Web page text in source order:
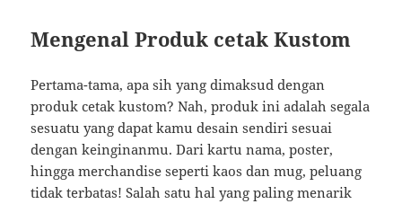
Mengenal Produk cetak Kustom
Pertama-tama, apa sih yang dimaksud dengan
produk cetak kustom? Nah, produk ini adalah segala
sesuatu yang dapat kamu desain sendiri sesuai
dengan keinginanmu. Dari kartu nama, poster,
hingga merchandise seperti kaos dan mug, peluang
tidak terbatas! Salah satu hal yang paling menarik